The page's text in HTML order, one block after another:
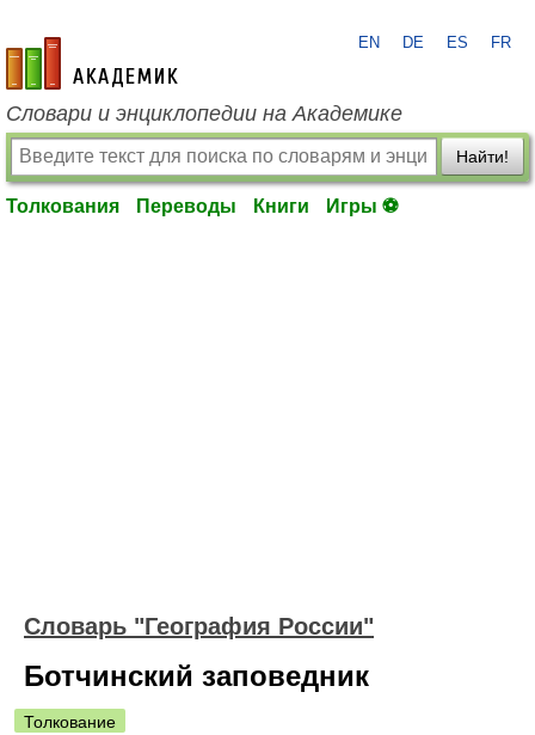
academic.ru
EN DE ES FR
Словари и энциклопедии на Академике
Найти!
Толкования Переводы Книги Игры ⚽
Словарь "География России"
Ботчинский заповедник
Толкование